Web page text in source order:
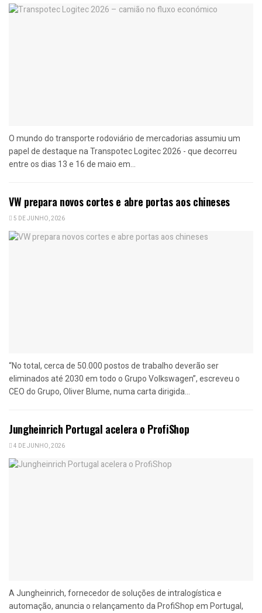
O mundo do transporte rodoviário de mercadorias assumiu um
papel de destaque na Transpotec Logitec 2026 - que decorreu
entre os dias 13 e 16 de maio em...
VW prepara novos cortes e abre portas aos chineses
5 DE JUNHO, 2026
“No total, cerca de 50.000 postos de trabalho deverão ser
eliminados até 2030 em todo o Grupo Volkswagen”, escreveu o
CEO do Grupo, Oliver Blume, numa carta dirigida...
Jungheinrich Portugal acelera o ProfiShop
4 DE JUNHO, 2026
A Jungheinrich, fornecedor de soluções de intralogística e
automação, anuncia o relançamento da ProfiShop em Portugal,